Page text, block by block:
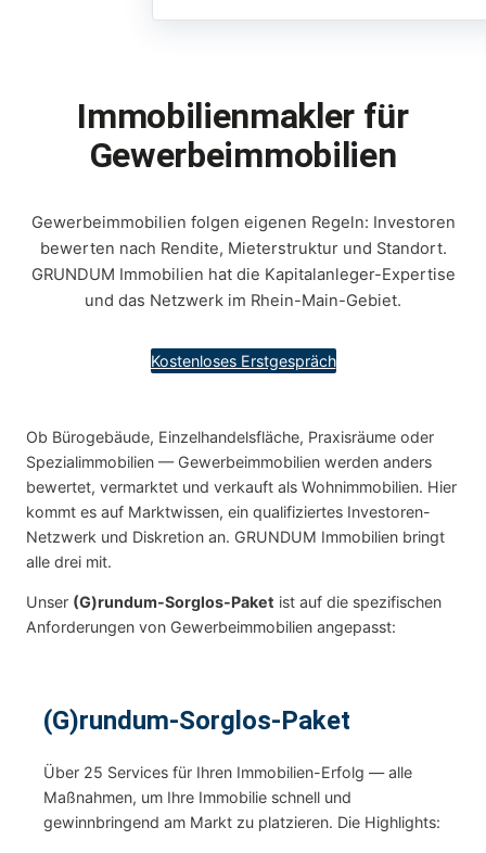
Immobilienmakler für
Gewerbeimmobilien
Gewerbeimmobilien folgen eigenen Regeln: Investoren
bewerten nach Rendite, Mieterstruktur und Standort.
GRUNDUM Immobilien hat die Kapitalanleger-Expertise
und das Netzwerk im Rhein-Main-Gebiet.
Kostenloses Erstgespräch
Ob Bürogebäude, Einzelhandelsfläche, Praxisräume oder
Spezialimmobilien — Gewerbeimmobilien werden anders
bewertet, vermarktet und verkauft als Wohnimmobilien. Hier
kommt es auf Marktwissen, ein qualifiziertes Investoren-
Netzwerk und Diskretion an. GRUNDUM Immobilien bringt
alle drei mit.
Unser (G)rundum-Sorglos-Paket ist auf die spezifischen
Anforderungen von Gewerbeimmobilien angepasst:
(G)rundum-Sorglos-Paket
Über 25 Services für Ihren Immobilien-Erfolg — alle
Maßnahmen, um Ihre Immobilie schnell und
gewinnbringend am Markt zu platzieren. Die Highlights: